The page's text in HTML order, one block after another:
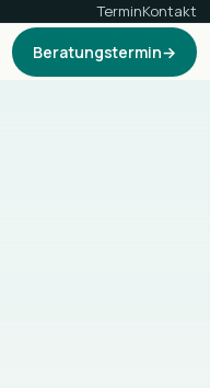
TerminKontakt
Beratungstermin→